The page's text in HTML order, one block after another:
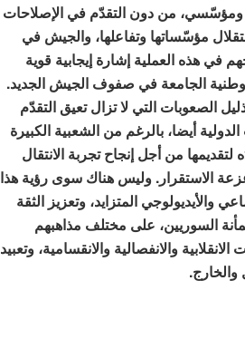
من دون التقدّم في الإصلاحات
مؤسّساتها وتفاعلها، والجيش في
في هذه العملية إشارة إيجابية قوية
الجامعة في صفوف الجيش الجديد.
الصعوبات التي لا تزال تعيق التقدّم
أيضا، بالرغم من الشعبية الكبيرة
من أجل إنجاح تجربة الانتقال
الاستقرار. وليس هناك سوى رؤية هذا
المتزايد، وتعزيز الثقة
السوريين، على مختلف مذاهبهم
والانفصالية والانقسامية، وتعبيد
والخارج.